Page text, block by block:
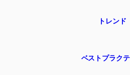
トレンド
ベストプラク